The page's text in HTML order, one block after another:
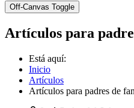
Off-Canvas Toggle
Artículos para
Está aquí:
Inicio
Artículos
Artículos para padres de